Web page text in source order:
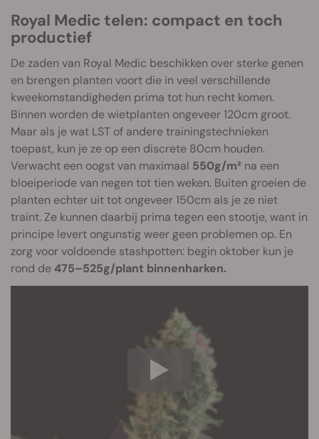
Royal Medic telen: compact en toch
productief
De zaden van Royal Medic beschikken over sterke genen
en brengen planten voort die in veel verschillende
kweekomstandigheden prima tot hun recht komen.
Binnen worden de wietplanten ongeveer 120cm groot.
Maar als je wat LST of andere trainingstechnieken
toepast, kun je ze op een discrete 80cm houden.
Verwacht een oogst van maximaal 550g/m² na een
bloeiperiode van negen tot tien weken. Buiten groeien de
planten echter uit tot ongeveer 150cm als je ze niet
traint. Ze kunnen daarbij prima tegen een stootje, want in
principe levert ongunstig weer geen problemen op. En
zorg voor voldoende stashpotten: begin oktober kun je
rond de 475–525g/plant binnenharken.